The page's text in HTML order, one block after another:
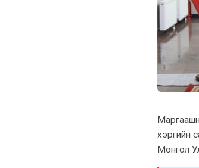
xэргийн
Монгол